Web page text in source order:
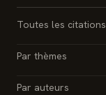
Toutes les citations
Par thèmes
Par auteurs